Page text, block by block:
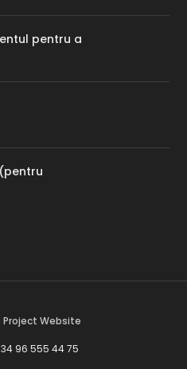
pentru a
Project Website
96 555 44 75